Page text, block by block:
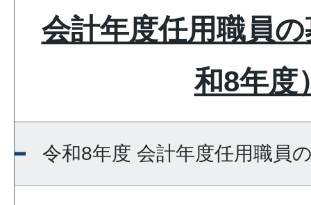
会計年度任用職員
和8年度
令和8年度 会計年度任用職員